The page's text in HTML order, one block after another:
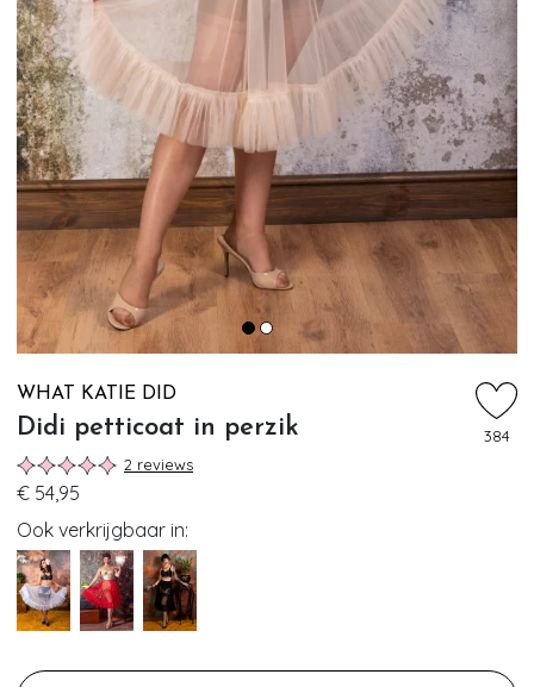
WHAT KATIE DID
Didi petticoat in perzik
384
2 reviews
€ 54,95
Ook verkrijgbaar in: